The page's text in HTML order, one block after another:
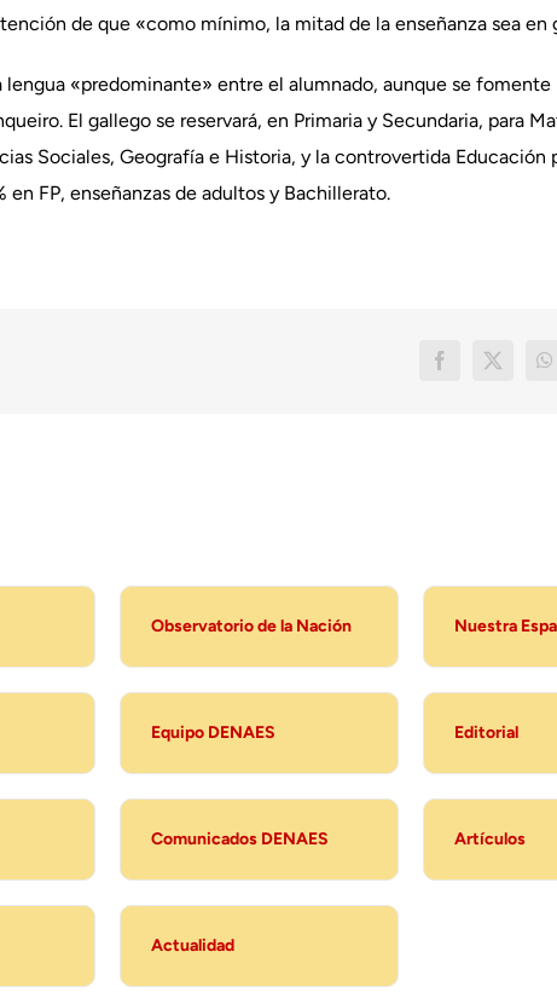
de que «como mínimo, la mitad de la enseñanza sea en
«predominante» entre el alumnado, aunque se fomente
El gallego se reservará, en Primaria y Secundaria, para
Sociales, Geografía e Historia, y la controvertida Educación
FP, enseñanzas de adultos y Bachillerato.
Observatorio de la Nación Nuestra
Equipo DENAES Editorial
Comunicados DENAES Artículos
Actualidad